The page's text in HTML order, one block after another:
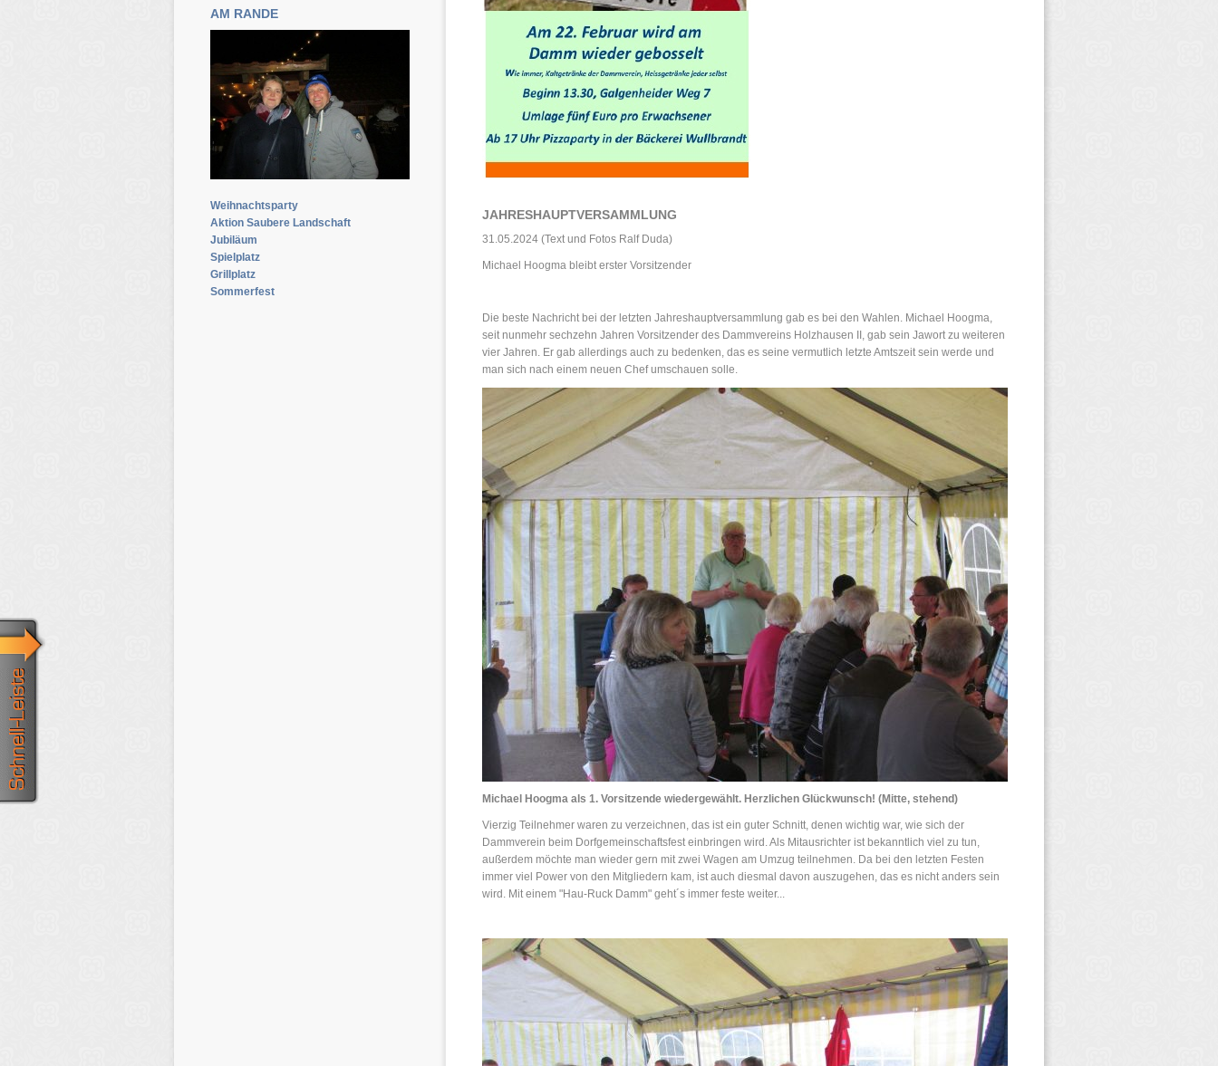
AM RANDE
Weihnachtsparty
Aktion Saubere Landschaft
Jubiläum
Spielplatz
Grillplatz
Sommerfest
JAHRESHAUPTVERSAMMLUNG
31.05.2024 (Text und Fotos Ralf Duda)
Michael Hoogma bleibt erster Vorsitzender
Die beste Nachricht bei der letzten Jahreshauptversammlung gab es bei den Wahlen. Michael Hoogma,
seit nunmehr sechzehn Jahren Vorsitzender des Dammvereins Holzhausen II, gab sein Jawort zu weiteren
vier Jahren. Er gab allerdings auch zu bedenken, das es seine vermutlich letzte Amtszeit sein werde und
man sich nach einem neuen Chef umschauen solle.
Michael Hoogma als 1. Vorsitzende wiedergewählt. Herzlichen Glückwunsch! (Mitte, stehend)
Vierzig Teilnehmer waren zu verzeichnen, das ist ein guter Schnitt, denen wichtig war, wie sich der
Dammverein beim Dorfgemeinschaftsfest einbringen wird. Als Mitausrichter ist bekanntlich viel zu tun,
außerdem möchte man wieder gern mit zwei Wagen am Umzug teilnehmen. Da bei den letzten Festen
immer viel Power von den Mitgliedern kam, ist auch diesmal davon auszugehen, das es nicht anders sein
wird. Mit einem "Hau-Ruck Damm" geht´s immer feste weiter...